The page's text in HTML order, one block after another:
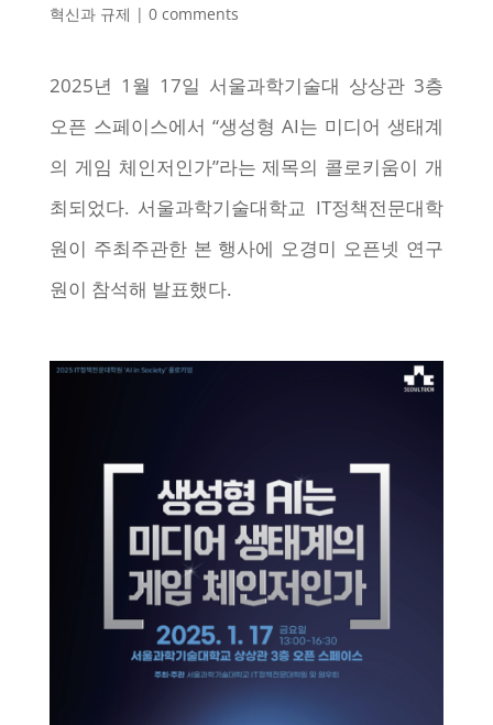
혁신과 규제 | 0 comments
2025년 1월 17일 서울과학기술대 상상관 3층
오픈 스페이스에서 “생성형 AI는 미디어 생태계
의 게임 체인저인가”라는 제목의 콜로키움이 개
최되었다. 서울과학기술대학교 IT정책전문대학
원이 주최주관한 본 행사에 오경미 오픈넷 연구
원이 참석해 발표했다.